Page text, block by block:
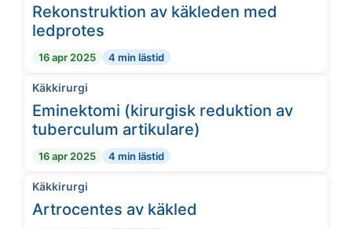
Rekonstruktion av käkleden med
ledprotes
16 apr 2025 4 min lästid
Käkkirurgi
Eminektomi (kirurgisk reduktion av
tuberculum artikulare)
16 apr 2025 4 min lästid
Käkkirurgi
Artrocentes av käkled